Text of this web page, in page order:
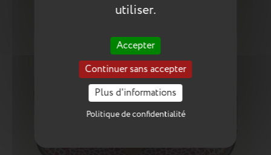
utiliser.
Accepter
Continuer sans accepter
Plus d'informations
Politique de confidentialité